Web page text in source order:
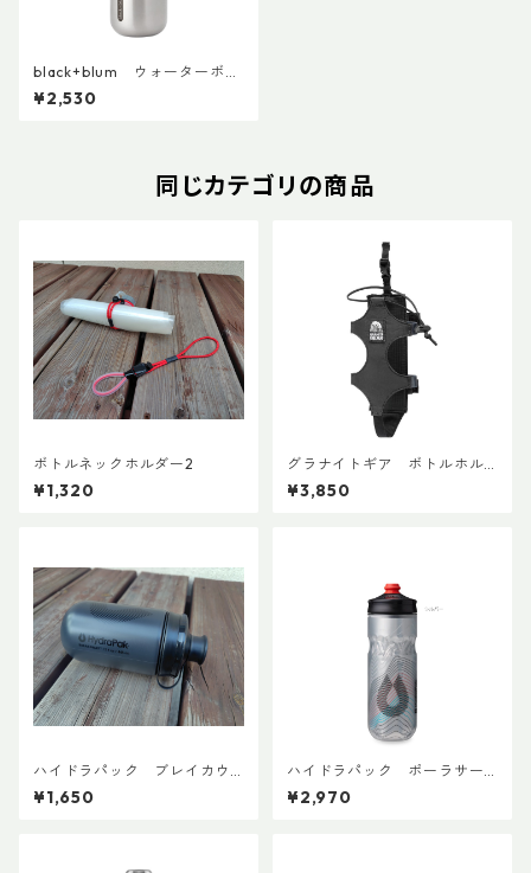
black+blum ウォーターボト
ル
¥2,530
同じカテゴリの商品
ボトルネックホルダー2
¥1,320
グラナイトギア ボトルホル
スター
¥3,850
ハイドラパック ブレイカウ
ェイマック 440ml (1本売り)
¥1,650
ハイドラパック ポーラサー
ジ 600ml
¥2,970